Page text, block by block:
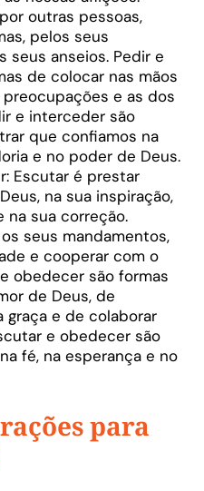
outras pessoas,
pelos seus
seus anseios. Pedir e
de colocar nas mãos
e as dos
e interceder são
que confiamos na
e no poder de Deus.
Escutar é prestar
na sua inspiração,
na sua correção.
seus mandamentos,
e cooperar com o
obedecer são formas
de Deus, de
graça e de colaborar
e obedecer são
fé, na esperança e no
para